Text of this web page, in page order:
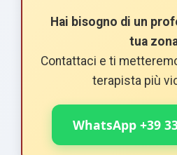
Hai bisogno di un
tua
Contattaci e ti
terapista più
WhatsApp +39